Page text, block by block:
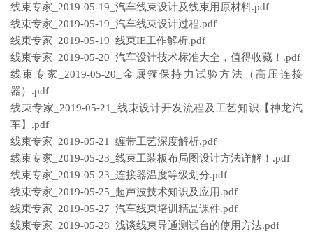
线束专家_2019-05-19_汽车线束设计及线束用原材料.pdf
线束专家_2019-05-19_汽车线束设计过程.pdf
线束专家_2019-05-19_线束IE工作解析.pdf
线束专家_2019-05-20_汽车设计技术标准大全，值得收藏！.pdf
线束专家_2019-05-20_金属箍保持力试验方法（高压连接
器）.pdf
线束专家_2019-05-21_线束设计开发流程及工艺知识【神龙汽
车】.pdf
线束专家_2019-05-21_缠带工艺深度解析.pdf
线束专家_2019-05-23_线束工装板布局图设计方法详解！.pdf
线束专家_2019-05-23_连接器温度等级划分.pdf
线束专家_2019-05-25_超声波技术知识及应用.pdf
线束专家_2019-05-27_汽车线束培训精品课件.pdf
线束专家_2019-05-28_浅谈线束导通测试台的使用方法.pdf